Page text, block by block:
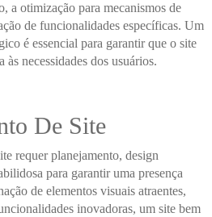
a otimização para mecanismos de
de funcionalidades específicas. Um
é essencial para garantir que o site
às necessidades dos usuários.
De Site
requer planejamento, design
para garantir uma presença
de elementos visuais atraentes,
inovadoras, um site bem